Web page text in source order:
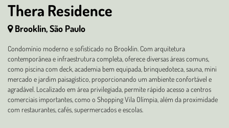
Thera Residence
Brooklin, São Paulo
Condomínio moderno e sofisticado no Brooklin. Com arquitetura
contemporânea e infraestrutura completa, oferece diversas áreas comuns,
como piscina com deck, academia bem equipada, brinquedoteca, sauna, mini
mercado e jardim paisagístico, proporcionando um ambiente confortável e
agradável. Localizado em área privilegiada, permite rápido acesso a centros
comerciais importantes, como o Shopping Vila Olímpia, além da proximidade
com restaurantes, cafés, supermercados e escolas.